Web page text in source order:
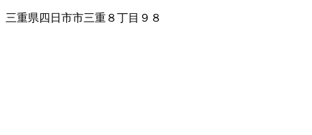
三重県四日市市三重８丁目９８